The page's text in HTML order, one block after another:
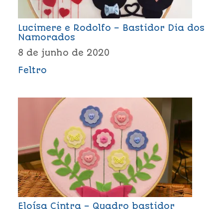
Lucimere e Rodolfo – Bastidor Dia dos
Namorados
8 de junho de 2020
Feltro
Eloísa Cintra – Quadro bastidor